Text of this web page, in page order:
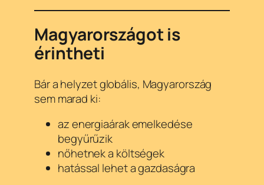
Magyarországot is
érintheti
Bár a helyzet globális, Magyarország
sem marad ki:
az energiaárak emelkedése
begyűrűzik
nőhetnek a költségek
hatással lehet a gazdaságra